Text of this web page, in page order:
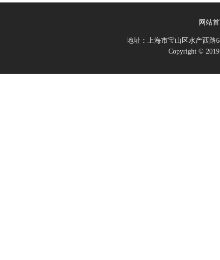
网站
地址：上海市宝山区水产西路
Copyright ©